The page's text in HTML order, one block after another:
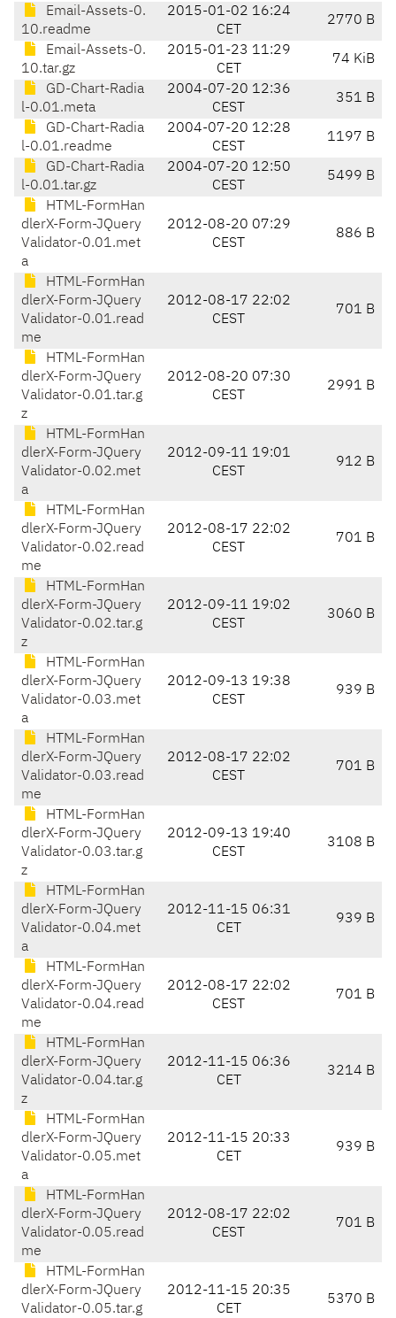
Email-Assets-0.
10.readme
2015-01-02 16:24
CET
2770 B
Email-Assets-0.
10.tar.gz
2015-01-23 11:29
CET
74 KiB
GD-Chart-Radia
l-0.01.meta
2004-07-20 12:36
CEST
351 B
GD-Chart-Radia
l-0.01.readme
2004-07-20 12:28
CEST
1197 B
GD-Chart-Radia
l-0.01.tar.gz
2004-07-20 12:50
CEST
5499 B
HTML-FormHan
dlerX-Form-JQuery
Validator-0.01.met
a
2012-08-20 07:29
CEST
886 B
HTML-FormHan
dlerX-Form-JQuery
Validator-0.01.read
me
2012-08-17 22:02
CEST
701 B
HTML-FormHan
dlerX-Form-JQuery
Validator-0.01.tar.g
z
2012-08-20 07:30
CEST
2991 B
HTML-FormHan
dlerX-Form-JQuery
Validator-0.02.met
a
2012-09-11 19:01
CEST
912 B
HTML-FormHan
dlerX-Form-JQuery
Validator-0.02.read
me
2012-08-17 22:02
CEST
701 B
HTML-FormHan
dlerX-Form-JQuery
Validator-0.02.tar.g
z
2012-09-11 19:02
CEST
3060 B
HTML-FormHan
dlerX-Form-JQuery
Validator-0.03.met
a
2012-09-13 19:38
CEST
939 B
HTML-FormHan
dlerX-Form-JQuery
Validator-0.03.read
me
2012-08-17 22:02
CEST
701 B
HTML-FormHan
dlerX-Form-JQuery
Validator-0.03.tar.g
z
2012-09-13 19:40
CEST
3108 B
HTML-FormHan
dlerX-Form-JQuery
Validator-0.04.met
a
2012-11-15 06:31
CET
939 B
HTML-FormHan
dlerX-Form-JQuery
Validator-0.04.read
me
2012-08-17 22:02
CEST
701 B
HTML-FormHan
dlerX-Form-JQuery
Validator-0.04.tar.g
z
2012-11-15 06:36
CET
3214 B
HTML-FormHan
dlerX-Form-JQuery
Validator-0.05.met
a
2012-11-15 20:33
CET
939 B
HTML-FormHan
dlerX-Form-JQuery
Validator-0.05.read
me
2012-08-17 22:02
CEST
701 B
HTML-FormHan
dlerX-Form-JQuery
Validator-0.05.tar.g
2012-11-15 20:35
CET
5370 B